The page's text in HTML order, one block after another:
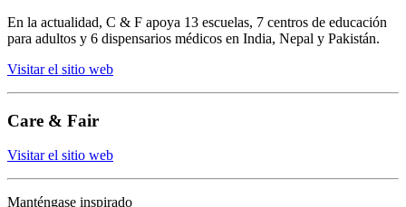
En la actualidad, C & F apoya 13 escuelas, 7 centros de educación
para adultos y 6 dispensarios médicos en India, Nepal y Pakistán.
Visitar el sitio web
Care & Fair
Visitar el sitio web
Manténgase inspirado